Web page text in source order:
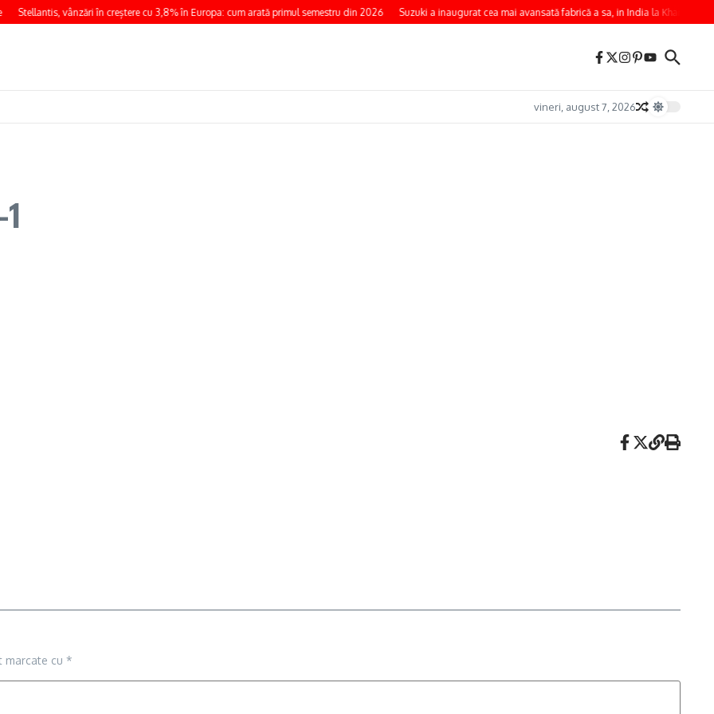
Stellantis, vânzări în creștere cu 3,8% în Europa: cum arată primul semestru din 2026 Suzuki a inaugurat cea mai avansată fabrică a sa, in India la Kharkhoda
vineri, august 7, 2026
marcate cu *